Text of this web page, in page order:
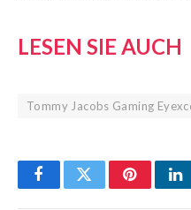
LESEN SIE AUCH
Tommy Jacobs Gaming
FacebookTwitterPinterest